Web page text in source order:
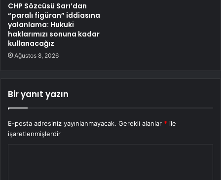
CHP Sözcüsü Sarı’dan
“paralı figüran” iddiasına
yalanlama: Hukuki
haklarımızı sonuna kadar
kullanacağız
Ağustos 8, 2026
Bir yanıt yazın
E-posta adresiniz yayınlanmayacak. Gerekli alanlar * ile
işaretlenmişlerdir